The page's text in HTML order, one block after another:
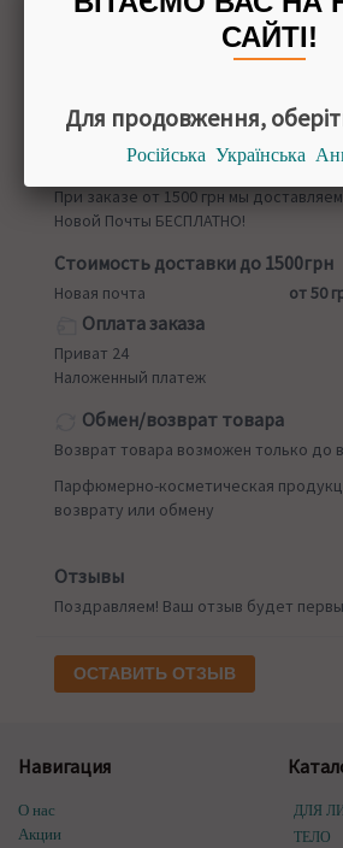
15 грамм
Назад вБлаговония
Доставка
При заказе от 1500 грн мы
Новой Почты БЕСПЛАТНО!
Стоимость доставки до 1500грн
Новая почта от 50
Оплата заказа
Приват 24
Наложенный платеж
Обмен/возврат товара
Возврат товара возможен только до
Парфюмерно-косметическая
возврату или обмену
Отзывы
Поздравляем! Ваш отзыв будет
ОСТАВИТЬ ОТЗЫВ
Навигация
О нас
Акции
ДЛЯ
ТЕЛО
САЙТІ!
Для продовження,
Російська Українська